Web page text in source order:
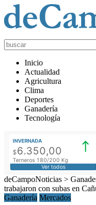
deCampoNoticias
Actualidad
Agropecuaria
Inicio
Actualidad
Agricultura
Clima
Deportes
Ganadería
Tecnología
INVERNADA
$6.350,00
Terneros 180/200 Kg
Ver todos
deCampoNoticias >
trabajaron con subas en
Ganadería Mercados